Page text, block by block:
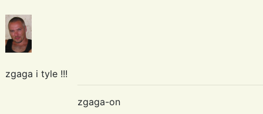
zgaga i tyle !!!
zgaga-on